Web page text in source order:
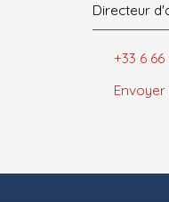
Directeur
+33 6